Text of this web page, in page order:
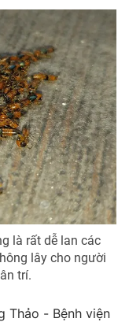
là rất dễ lan các
lây cho người
trí.
Thảo - Bệnh viện